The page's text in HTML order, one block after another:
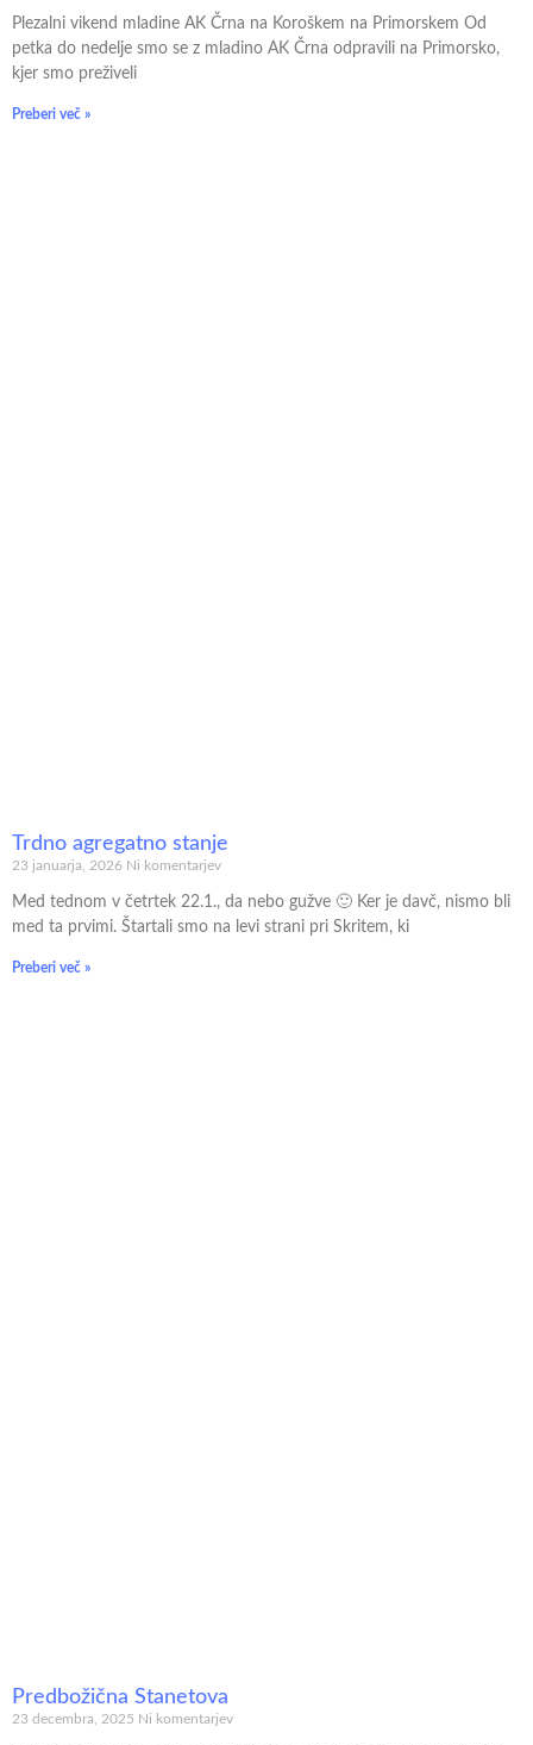
Plezalni vikend mladine AK Črna na Koroškem na Primorskem Od
petka do nedelje smo se z mladino AK Črna odpravili na Primorsko,
kjer smo preživeli
Preberi več »
Trdno agregatno stanje
23 januarja, 2026 Ni komentarjev
Med tednom v četrtek 22.1., da nebo gužve 🙂 Ker je davč, nismo bli
med ta prvimi. Štartali smo na levi strani pri Skritem, ki
Preberi več »
Predbožična Stanetova
23 decembra, 2025 Ni komentarjev